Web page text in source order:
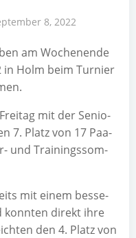
8, 2022
am Wochen­en­de
in Holm beim Tur­nier
mit der Senio­
7. Platz von 17 Paa­
und Trai­nings­som­
mit einem bes­se­
konn­ten direkt ihre
den 4. Platz von